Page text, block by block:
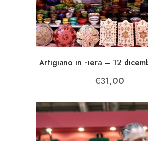
Artigiano in Fiera – 12
€31,00